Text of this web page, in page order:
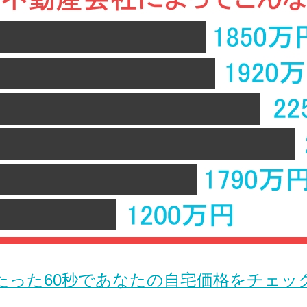
た60秒であなたの自宅価格をチェッ